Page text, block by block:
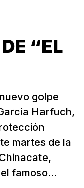
“EL
golpe
Harfuch,
martes de la
famoso...